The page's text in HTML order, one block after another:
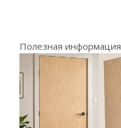
Полезная информация